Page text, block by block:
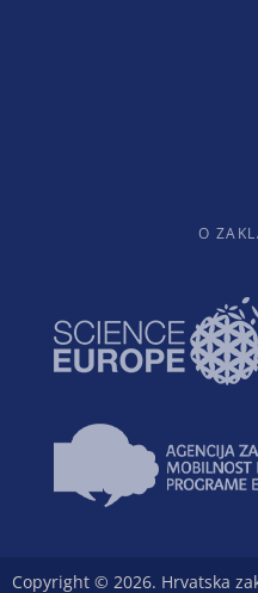
O
Copyright © 2026. Hrvatska